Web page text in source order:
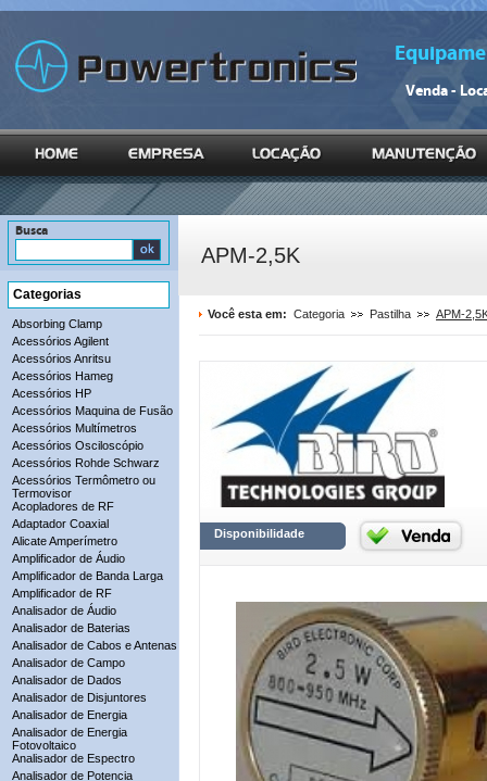
Venda -
Busca
Categorias
Absorbing Clamp
Acessórios Agilent
Acessórios Anritsu
Acessórios Hameg
Acessórios HP
Acessórios Maquina de Fusão
Acessórios Multímetros
Acessórios Osciloscópio
Acessórios Rohde Schwarz
Acessórios Termômetro ou
Termovisor
Acopladores de RF
Adaptador Coaxial
Alicate Amperímetro
Amplificador de Áudio
Amplificador de Banda Larga
Amplificador de RF
Analisador de Áudio
Analisador de Baterias
Analisador de Cabos e Antenas
Analisador de Campo
Analisador de Dados
Analisador de Disjuntores
Analisador de Energia
Analisador de Energia
Fotovoltaico
Analisador de Espectro
Analisador de Potencia
APM-2,5K
Você esta em: Categoria Pastilha APM-
Disponibilidade